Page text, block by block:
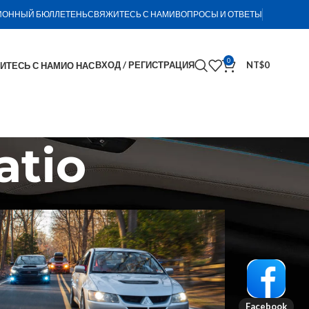
БЮЛЛЕТЕНЬСВЯЖИТЕСЬ С НАМИВОПРОСЫ И ОТВЕТЫ
С НАМИО НАСВХОД / РЕГИСТРАЦИЯ 0 NT$0
Facebook